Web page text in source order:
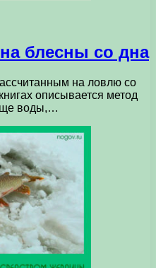
блесны со дна
на ловлю со
описывается метод
воды,…